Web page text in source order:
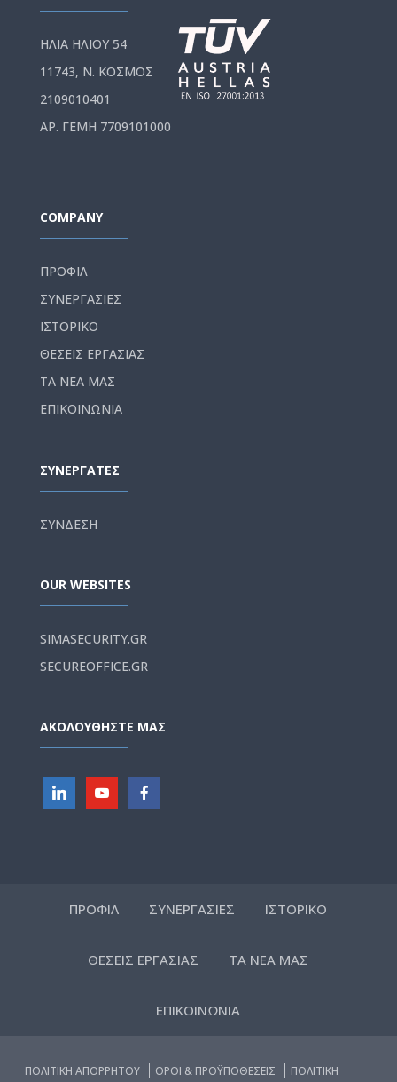
External Ports:10GbE x 2
ΗΛΙΑ ΗΛΙΟΥ 54
11743, Ν. ΚΟΣΜΟΣ
2109010401
ΑΡ. ΓΕΜΗ 7709101000
COMPANY
ΠΡΟΦΙΛ
ΣΥΝΕΡΓΑΣΙΕΣ
ΙΣΤΟΡΙΚΟ
ΘΕΣΕΙΣ ΕΡΓΑΣΙΑΣ
ΤΑ ΝΕΑ ΜΑΣ
ΕΠΙΚΟΙΝΩΝΙΑ
ΣΥΝΕΡΓΑΤΕΣ
ΣΥΝΔΕΣΗ
OUR WEBSITES
SIMASECURITY.GR
SECUREOFFICE.GR
ΑΚΟΛΟΥΘΗΣΤΕ ΜΑΣ
ΠΡΟΦΙΛ ΣΥΝΕΡΓΑΣΙΕΣ ΙΣΤΟΡΙΚΟ
ΘΕΣΕΙΣ ΕΡΓΑΣΙΑΣ ΤΑ ΝΕΑ ΜΑΣ
ΕΠΙΚΟΙΝΩΝΙΑ
ΠΟΛΙΤΙΚΗ ΑΠΟΡΡΗΤΟΥ ΟΡΟΙ & ΠΡΟΫΠΟΘΕΣΕΙΣ ΠΟΛΙΤΙΚΗ